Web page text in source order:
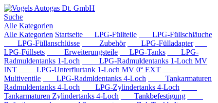
Suche
Alle Kategorien
Alle Kategorien Startseite LPG-Füllteile
LPG-Füllschläuche
LPG-Füllanschlüsse
Zubehör
LPG-Fülladapter
LPG-Füllsets
Erweiterungsteile LPG-Tanks
LPG-
Radmuldentanks 1-Loch
LPG-Radmuldentanks 1-Loch MV
INT
LPG-Unterflurtank 1-Loch MV 0° EXT
Multiventile
LPG-Radmldentanks 4-Loch
Tankarmaturen
Radmuldentanks 4-Loch
LPG-Zylindertanks 4-Loch
Tankarmaturen Zylindertanks 4-Loch
Tankbefestigung